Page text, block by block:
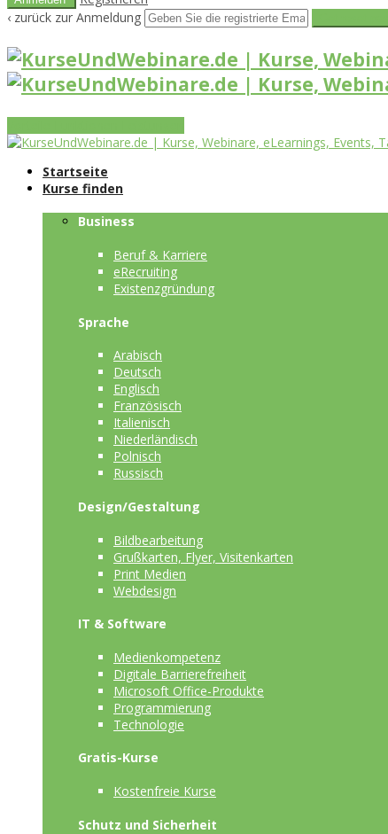
‹ zurück zur Anmeldung
Startseite
Kurse finden
Business
Beruf & Karriere
eRecruiting
Existenzgründung
Sprache
Arabisch
Deutsch
Englisch
Französisch
Italienisch
Niederländisch
Polnisch
Russisch
Design/Gestaltung
Bildbearbeitung
Grußkarten, Flyer, Visitenkarten
Print Medien
Webdesign
IT & Software
Medienkompetenz
Digitale Barrierefreiheit
Microsoft Office-Produkte
Programmierung
Technologie
Gratis-Kurse
Kostenfreie Kurse
Schutz und Sicherheit